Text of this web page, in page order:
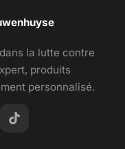
la lutte contre
produits
personnalisé.